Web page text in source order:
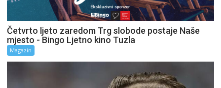
Četvrto ljeto zaredom Trg slobode postaje Naše
mjesto - Bingo Ljetno kino Tuzla
Magazin